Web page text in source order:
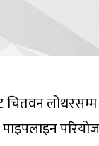
लोथरसम्म